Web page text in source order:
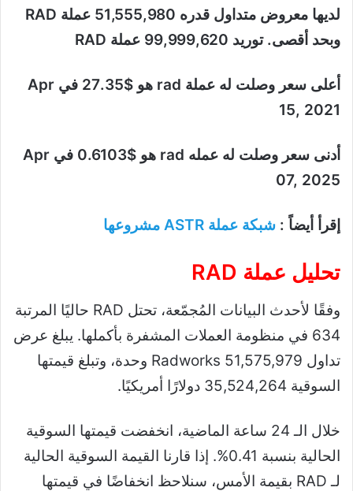
لديها معروض متداول قدره 51,555,980 عملة RAD
وبحد أقصى. توريد 99,999,620 عملة RAD
أعلى سعر وصلت له عملة rad هو $27.35 في Apr
15, 2021
أدنى سعر وصلت له عمله rad هو $0.6103 في Apr
07, 2025
إقرأ أيضاً : شبكة عملة ASTR مشروعها
تحليل عملة RAD
وفقًا لأحدث البيانات المُجمّعة، تحتل RAD حاليًا المرتبة
634 في منظومة العملات المشفرة بأكملها. يبلغ عرض
تداول Radworks 51,575,979 وحدة، وتبلغ قيمتها
السوقية 35,524,264 دولارًا أمريكيًا.
خلال الـ 24 ساعة الماضية، انخفضت قيمتها السوقية
الحالية بنسبة 0.41%. إذا قارنا القيمة السوقية الحالية
لـ RAD بقيمة الأمس، سنلاحظ انخفاضًا في قيمتها